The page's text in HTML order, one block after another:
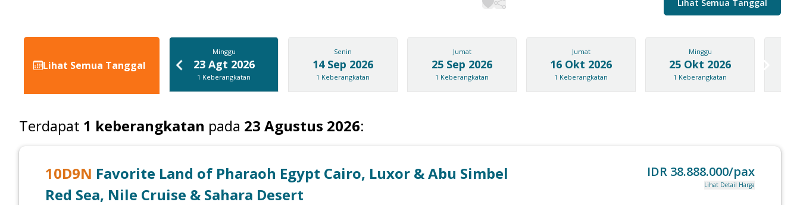
Lihat Semua Tanggal
Lihat Semua Tanggal
Minggu
23 Agt 2026
1 Keberangkatan
Senin
14 Sep 2026
1 Keberangkatan
Jumat
25 Sep 2026
1 Keberangkatan
Jumat
16 Okt 2026
1 Keberangkatan
Minggu
25 Okt 2026
1 Keberangkatan
Terdapat 1 keberangkatan pada 23 Agustus 2026:
10D9N Favorite Land of Pharaoh Egypt Cairo, Luxor & Abu Simbel
Red Sea, Nile Cruise & Sahara Desert
IDR 38.888.000/pax
Lihat Detail Harga